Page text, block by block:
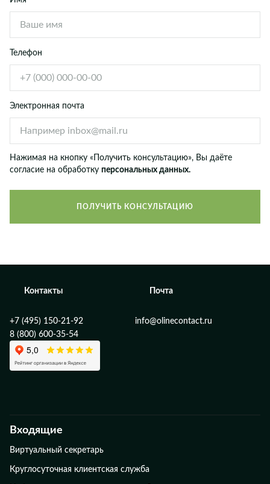
Телефон
Электронная почта
Нажимая на кнопку «Получить консультацию», Вы даёте
согласие на обработку персональных данных.
ПОЛУЧИТЬ КОНСУЛЬТАЦИЮ
Контакты
+7 (495) 150-21-92
8 (800) 600-35-54
Почта
info@olinecontact.ru
Входящие
Виртуальный секретарь
Круглосуточная клиентская служба